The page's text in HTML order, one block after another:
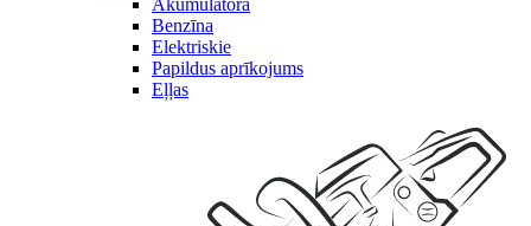
Akumulatora
Benzīna
Elektriskie
Papildus aprīkojums
Eļļas